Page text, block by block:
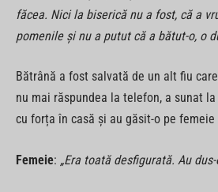
făcea. Nici la biserică nu a fost, că a
pomenile și nu a putut că a bătut-o, o
Bătrână a fost salvată de un alt fiu
nu mai răspundea la telefon, a sunat
cu forța în casă și au găsit-o pe
Femeie: „Era toată desfigurată. Au